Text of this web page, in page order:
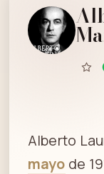
Alberto
mayo de